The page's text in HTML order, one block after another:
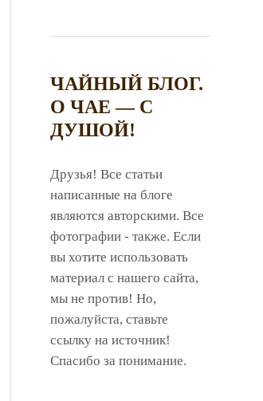
ЧАЙНЫЙ БЛОГ.
О ЧАЕ — С
ДУШОЙ!
Друзья! Все статьи
написанные на блоге
являются авторскими. Все
фотографии - также. Если
вы хотите использовать
материал с нашего сайта,
мы не против! Но,
пожалуйста, ставьте
ссылку на источник!
Спасибо за понимание.